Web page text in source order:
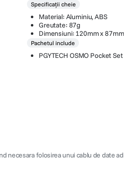
Specificații cheie
Material: Aluminiu, ABS
Greutate: 87g
Dimensiuni: 120mm x
Pachetul include
PGYTECH OSMO Pocket
necesara folosirea unui cablu de date